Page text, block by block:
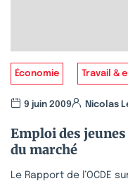
Économie Travail &
9 juin 2009 Nicolas
Emploi des jeunes
du marché
Le Rapport de l’OCDE